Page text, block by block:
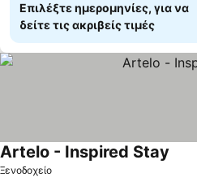
Επιλέξτε ημερομηνίες, για να
δείτε τις ακριβείς τιμές
Ξενοδοχείο
Artelo - Inspired Stay